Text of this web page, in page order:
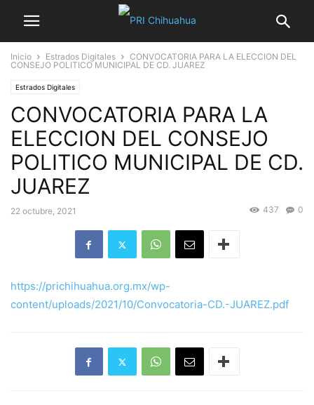
Inicio Estrados Digitales
CONVOCATORIA PARA LA ELECCION DEL
CONSEJO POLITICO MUNICIPAL DE CD. JUAREZ
Estrados Digitales
CONVOCATORIA PARA LA
ELECCION DEL CONSEJO
POLITICO MUNICIPAL DE CD.
JUAREZ
22 octubre, 2021 0
437
https://prichihuahua.org.mx/wp-
content/uploads/2021/10/Convocatoria-CD.-JUAREZ.pdf